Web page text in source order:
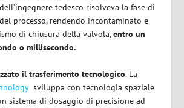
tedesco risolveva la fase di
processo, rendendo incontaminato e
di chiusura della valvola,entro un
o millisecondo.
il trasferimento tecnologico. La
sviluppa con tecnologia spaziale
sistema di dosaggio di precisione ad